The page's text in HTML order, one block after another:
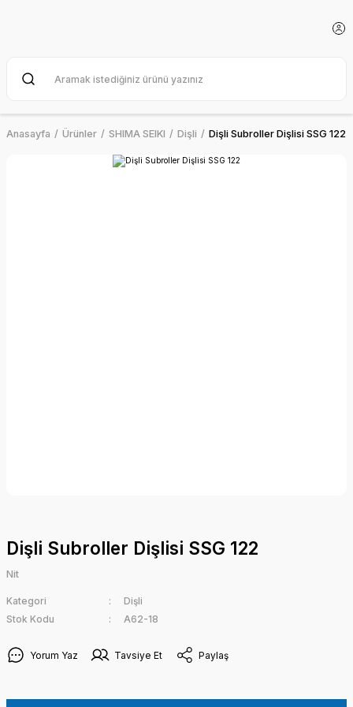
Anasayfa Ürünler SHIMA SEIKI Dişli Dişli Subroller Dişlisi SSG 122
Dişli Subroller Dişlisi SSG 122
Nit
Kategori
Dişli
Stok Kodu
A62-18
Yorum Yaz Tavsiye Et Paylaş